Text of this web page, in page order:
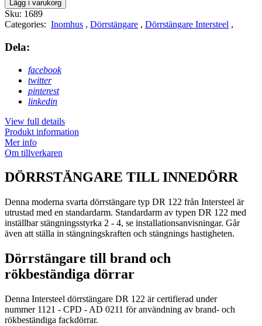
Lägg i varukorg
Sku: 1689
Categories: Inomhus , Dörrstängare , Dörrstängare Intersteel ,
Dela:
facebook
twitter
pinterest
linkedin
View full details
Produkt information
Mer info
Om tillverkaren
DÖRRSTÄNGARE TILL INNEDÖRR
Denna moderna svarta dörrstängare typ DR 122 från Intersteel är
utrustad med en standardarm. Standardarm av typen DR 122 med
inställbar stängningsstyrka 2 - 4, se installationsanvisningar. Går
även att ställa in stängningskraften och stängnings hastigheten.
Dörrstängare till brand och
rökbeständiga dörrar
Denna Intersteel dörrstängare DR 122 är certifierad under
nummer 1121 - CPD - AD 0211 för användning av brand- och
rökbeständiga fackdörrar.